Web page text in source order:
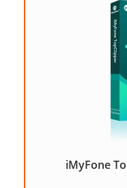
iMyFone